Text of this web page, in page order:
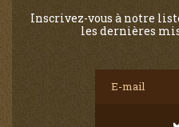
Inscrivez-vous à notre
les dernières